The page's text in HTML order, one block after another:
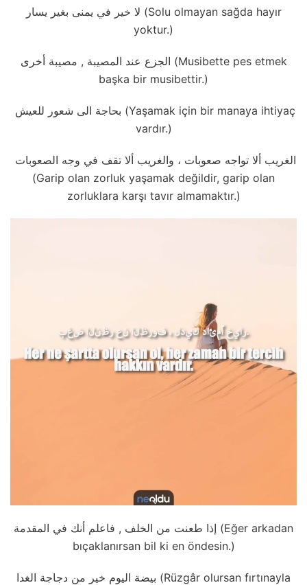
لا خير في يمنى بغير يسار (Solu olmayan sağda hayır
yoktur.)
الجزع عند المصيبة , مصيبة أخرى (Musibette pes etmek
başka bir musibettir.)
vardır.)
(Garip olan zorluk yaşamak değildir, garip olan
zorluklara karşı tavır almamaktır.)
إذا طعنت من الخلف , فاعلم أنك في المقدمة (Eğer arkadan
bıçaklanırsan bil ki en öndesin.)
بيضة اليوم خير من دجاجة الغدا (Rüzgâr olursan fırtınayla